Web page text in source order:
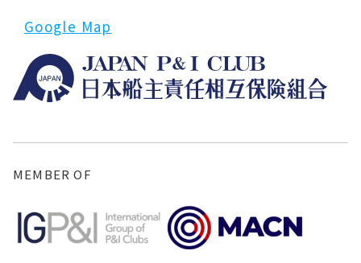
Google Map
MEMBER OF